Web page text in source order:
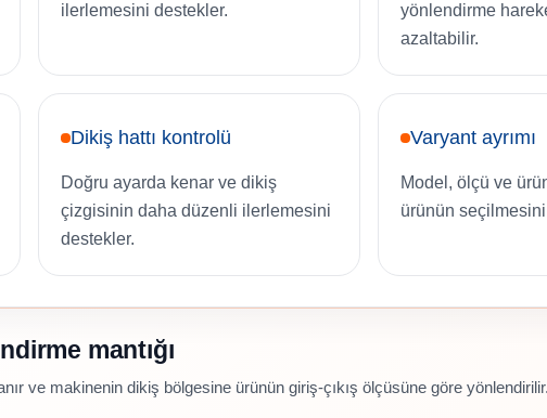
ilerlemesini destekler.
yönlendirme
azaltabilir.
Dikiş hattı kontrolü
Doğru ayarda kenar ve dikiş
çizgisinin daha düzenli ilerlemesini
destekler.
Varyant ayrımı
Model, ölçü ve
ürünün seçilmesini
mantığı
ve makinenin dikiş bölgesine ürünün giriş-çıkış ölçüsüne göre yönlendirilir.